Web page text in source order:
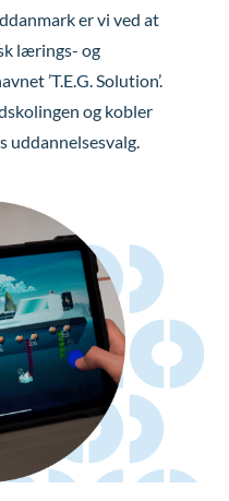
er vi ved at
lærings- og
’T.E.G. Solution’.
og kobler
uddannelsesvalg.